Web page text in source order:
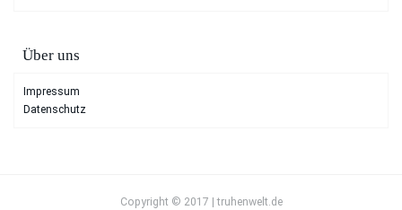
Über uns
Impressum
Datenschutz
Copyright © 2017 | truhenwelt.de